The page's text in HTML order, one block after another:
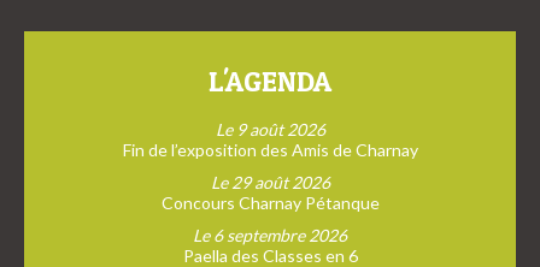
L'AGENDA
Le 9 août 2026
Fin de l’exposition des Amis de Charnay
Le 29 août 2026
Concours Charnay Pétanque
Le 6 septembre 2026
Paella des Classes en 6